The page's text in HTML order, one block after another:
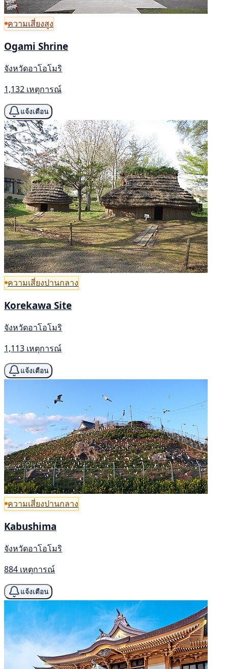
ความเสี่ยงสูง
Ogami Shrine
จังหวัดอาโอโมริ
1,132 เหตุการณ์
แจ้งเตือน
ความเสี่ยงปานกลาง
Korekawa Site
จังหวัดอาโอโมริ
1,113 เหตุการณ์
แจ้งเตือน
ความเสี่ยงปานกลาง
Kabushima
จังหวัดอาโอโมริ
884 เหตุการณ์
แจ้งเตือน